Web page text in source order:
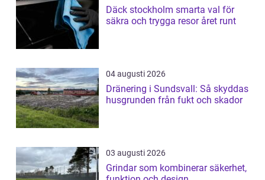
Däck stockholm smarta val för
säkra och trygga resor året runt
04 augusti 2026
Dränering i Sundsvall: Så skyddas
husgrunden från fukt och skador
03 augusti 2026
Grindar som kombinerar säkerhet,